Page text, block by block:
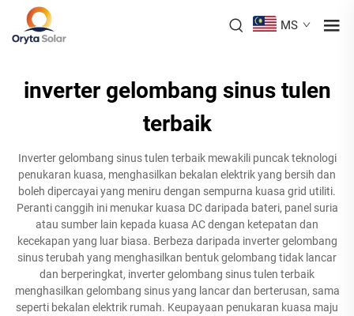
MS
inverter gelombang sinus tulen
terbaik
Inverter gelombang sinus tulen terbaik mewakili puncak teknologi
penukaran kuasa, menghasilkan bekalan elektrik yang bersih dan
boleh dipercayai yang meniru dengan sempurna kuasa grid utiliti.
Peranti canggih ini menukar kuasa DC daripada bateri, panel suria
atau sumber lain kepada kuasa AC dengan ketepatan dan
kecekapan yang luar biasa. Berbeza daripada inverter gelombang
sinus terubah yang menghasilkan bentuk gelombang tidak lancar
dan berperingkat, inverter gelombang sinus tulen terbaik
menghasilkan gelombang sinus yang lancar dan berterusan, sama
seperti bekalan elektrik rumah. Keupayaan penukaran kuasa maju